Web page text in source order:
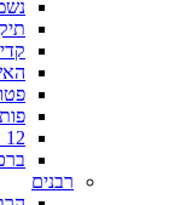
12 השבטים
רבנים